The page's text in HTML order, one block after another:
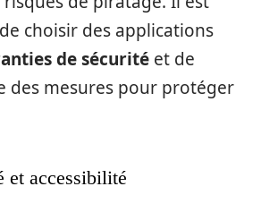
choisir des applications
de sécurité et de
des mesures pour protéger
et accessibilité